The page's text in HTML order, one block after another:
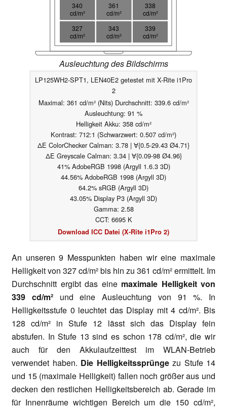
340
cd/m²
361
cd/m²
338
cd/m²
327
cd/m²
343
cd/m²
339
cd/m²
Ausleuchtung des Bildschirms
LP125WH2-SPT1, LEN40E2 getestet mit X-Rite i1Pro
2
Maximal: 361 cd/m² (Nits) Durchschnitt: 339.6 cd/m²
Ausleuchtung: 91 %
Helligkeit Akku: 358 cd/m²
Kontrast: 712:1 (Schwarzwert: 0.507 cd/m²)
ΔE ColorChecker Calman: 3.78 | ∀{0.5-29.43 Ø4.71}
ΔE Greyscale Calman: 3.34 | ∀{0.09-98 Ø4.96}
41% AdobeRGB 1998 (Argyll 1.6.3 3D)
44.56% AdobeRGB 1998 (Argyll 3D)
64.2% sRGB (Argyll 3D)
43.05% Display P3 (Argyll 3D)
Gamma: 2.58
CCT: 6695 K
Download ICC Datei (X-Rite i1Pro 2)
An unseren 9 Messpunkten haben wir eine maximale
Helligkeit von 327 cd/m² bis hin zu 361 cd/m² ermittelt. Im
Durchschnitt ergibt das eine maximale Helligkeit von
339 cd/m²und eine Ausleuchtung von 91 %. In
Helligkeitsstufe 0 leuchtet das Display mit 4 cd/m². Bis
128 cd/m² in Stufe 12 lässt sich das Display fein
abstufen. In Stufe 13 sind es schon 178 cd/m², die wir
auch für den Akkulaufzeittest im WLAN-Betrieb
verwendet haben. Die Helligkeitssprüngezu Stufe 14
und 15 (maximale Helligkeit) fallen noch größer aus und
decken den restlichen Helligkeitsbereich ab. Gerade im
für Innenräume wichtigen Bereich um die 150 cd/m²,